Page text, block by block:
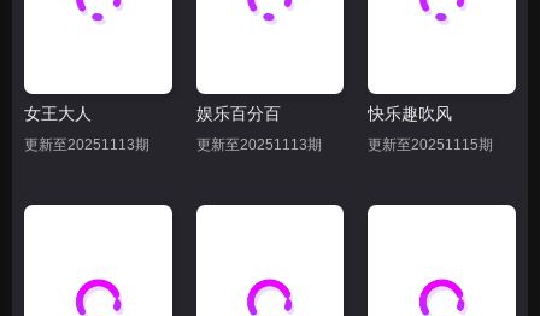
女王大人
更新至20251113期
娱乐百分百
更新至20251113期
快乐趣吹风
更新至20251115期